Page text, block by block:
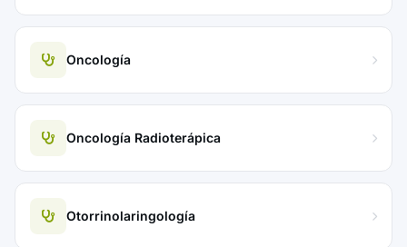
Oncología
Oncología Radioterápica
Otorrinolaringología